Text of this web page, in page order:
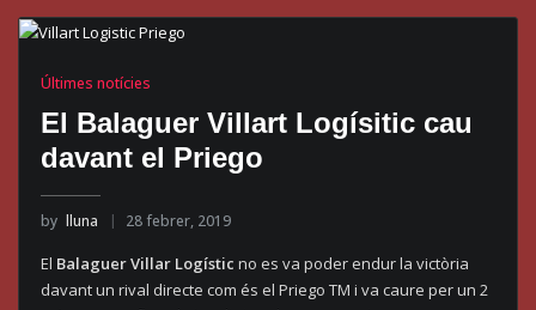
Últimes notícies
El Balaguer Villart Logísitic cau
davant el Priego
by lluna 28 febrer, 2019
El Balaguer Villar Logístic no es va poder endur la victòria
davant un rival directe com és el Priego TM i va caure per un 2